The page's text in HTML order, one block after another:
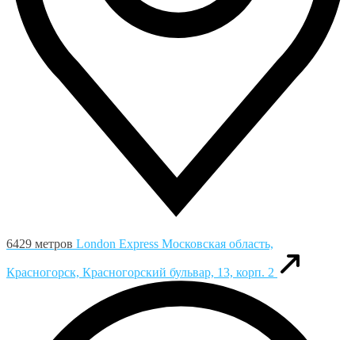
6429 метров London Express Московская область,
Красногорск, Красногорский бульвар, 13, корп. 2